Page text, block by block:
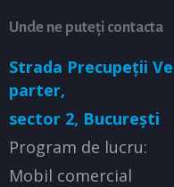
Unde ne puteți contacta
Strada Precupeții
parter,
sector 2, București
Program de
Mobil